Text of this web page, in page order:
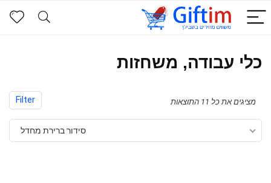
כלי עבודה, משחזות
Filter מציגים את כל ⁦11⁩ התוצאות
סידור ברירת מחדל